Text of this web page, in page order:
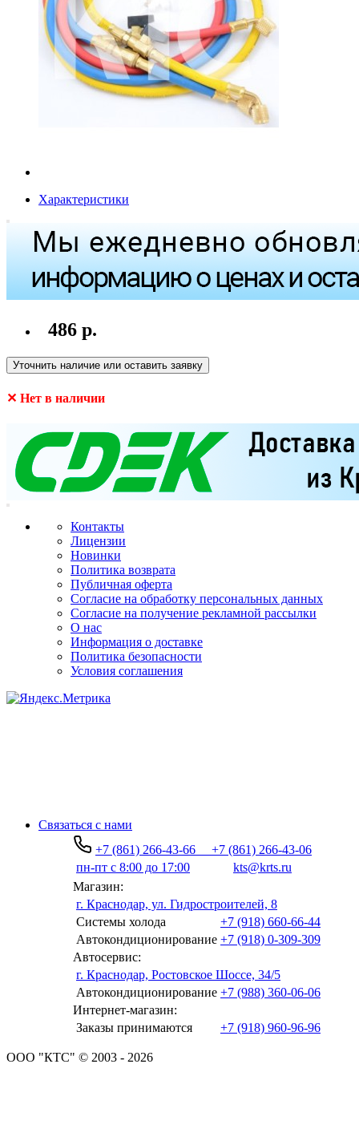
Характеристики
486 р.
Уточнить наличие или оставить заявку
✕ Нет в наличии
Контакты
Лицензии
Новинки
Политика возврата
Публичная оферта
Согласие на обработку персональных данных
Согласие на получение рекламной рассылки
О нас
Информация о доставке
Политика безопасности
Условия соглашения
Связаться с нами
+7 (861) 266-43-66
+7 (861) 266-43-06
пн-пт с 8:00 до 17:00
kts@krts.ru
Магазин:
г. Краснодар, ул. Гидростроителей, 8
Системы холода
+7 (918) 660-66-44
Автокондиционирование +7 (918) 0-309-309
Автосервис:
г. Краснодар, Ростовское Шоссе, 34/5
Автокондиционирование +7 (988) 360-06-06
Интернет-магазин:
Заказы принимаются
+7 (918) 960-96-96
ООО "КТС" © 2003 - 2026